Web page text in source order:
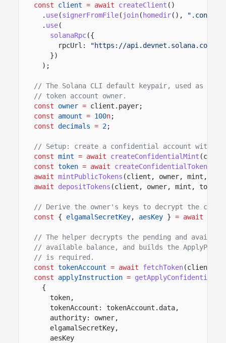
const client = await createClient ()
. use(signerFromFile( join( homedir(),
".config/
. use(
solanaRpc({
rpcUrl:
"https://api.devnet.solana.com"
})
);
// The Solana CLI default keypair, used as fee
// token account owner.
const
owner = client.payer;
const
amount = 100n;
const decimals = 2;
// Setup: create a confidential account with a
const mint = await createConfidentialMint
const token = await
await mintPublicTokens (client, owner, mint,
await
depositTokens (client, owner, mint, token,
// Derive the owner's keys to decrypt the
const
{ elgamalSecretKey, aesKey } = await
// The helper decrypts the pending and
// available balance, and builds the
// is required.
const tokenAccount = await fetchToken
const
applyInstruction =
{
token,
tokenAccount: tokenAccount.data,
authority: owner,
elgamalSecretKey,
aesKey